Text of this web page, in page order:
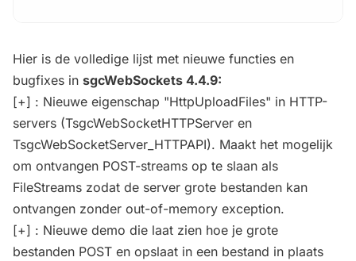
Hier is de volledige lijst met nieuwe functies en
bugfixes in sgcWebSockets 4.4.9:
[+] : Nieuwe eigenschap "HttpUploadFiles" in HTTP-
servers (TsgcWebSocketHTTPServer en
TsgcWebSocketServer_HTTPAPI). Maakt het mogelijk
om ontvangen POST-streams op te slaan als
FileStreams zodat de server grote bestanden kan
ontvangen zonder out-of-memory exception.
[+] : Nieuwe demo die laat zien hoe je grote
bestanden POST en opslaat in een bestand in plaats